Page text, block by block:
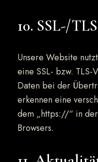
10. SSL-/
Unsere Website
eine SSL- bzw. TLS-
Daten bei der
erkennen eine
dem „https://“ in
Browsers.